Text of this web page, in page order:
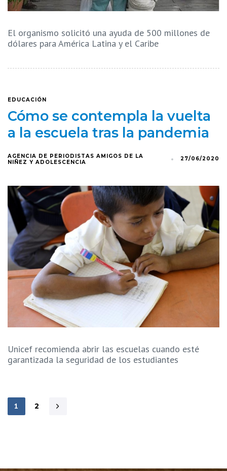
El organismo solicitó una ayuda de 500 millones de
dólares para América Latina y el Caribe
EDUCACIÓN
Cómo se contempla la vuelta
a la escuela tras la pandemia
AGENCIA DE PERIODISTAS AMIGOS DE LA
NIÑEZ Y ADOLESCENCIA
27/06/2020
Unicef recomienda abrir las escuelas cuando esté
garantizada la seguridad de los estudiantes
1 2